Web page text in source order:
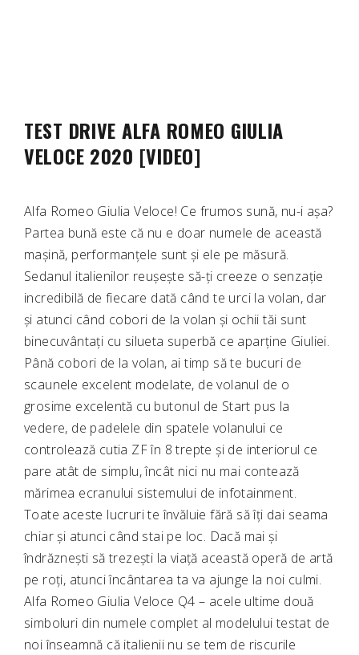
TEST DRIVE ALFA ROMEO GIULIA
VELOCE 2020 [VIDEO]
Alfa Romeo Giulia Veloce! Ce frumos sună, nu-i așa?
Partea bună este că nu e doar numele de această
mașină, performanțele sunt și ele pe măsură.
Sedanul italienilor reușește să-ți creeze o senzație
incredibilă de fiecare dată când te urci la volan, dar
și atunci când cobori de la volan și ochii tăi sunt
binecuvântați cu silueta superbă ce aparține Giuliei.
Până cobori de la volan, ai timp să te bucuri de
scaunele excelent modelate, de volanul de o
grosime excelentă cu butonul de Start pus la
vedere, de padelele din spatele volanului ce
controlează cutia ZF în 8 trepte și de interiorul ce
pare atât de simplu, încât nici nu mai contează
mărimea ecranului sistemului de infotainment.
Toate aceste lucruri te învăluie fără să îți dai seama
chiar și atunci când stai pe loc. Dacă mai și
îndrăznești să trezești la viață această operă de artă
pe roți, atunci încântarea ta va ajunge la noi culmi.
Alfa Romeo Giulia Veloce Q4 – acele ultime două
simboluri din numele complet al modelului testat de
noi înseamnă că italienii nu se tem de riscurile